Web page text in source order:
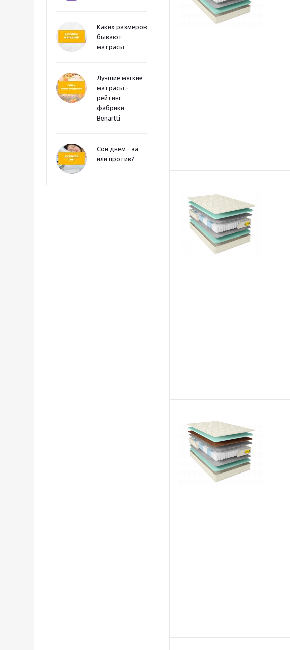
Каких размеров
бывают
матрасы
Лучшие мягкие
матрасы -
рейтинг
фабрики
Benartti
Сон днем - за
или против?